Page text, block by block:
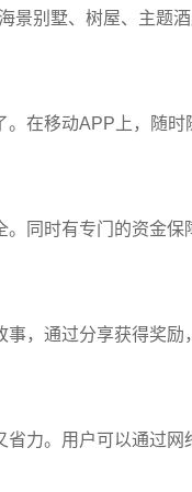
景别墅、树屋、主题
在移动APP上，随
同时有专门的资金
，通过分享获得奖
力。用户可以通过